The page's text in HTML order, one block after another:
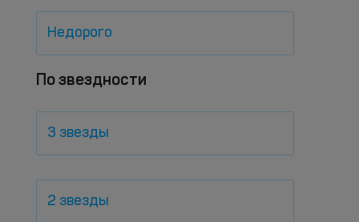
Недорого
По звездности
3 звезды
2 звезды